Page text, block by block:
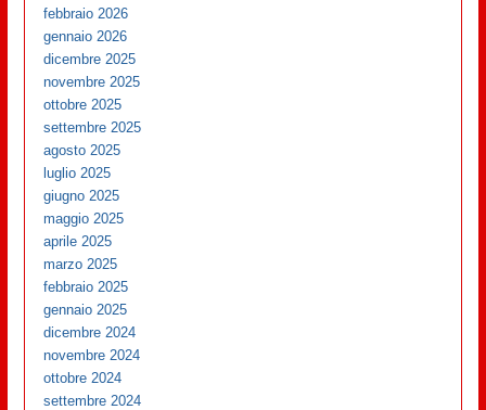
febbraio 2026
gennaio 2026
dicembre 2025
novembre 2025
ottobre 2025
settembre 2025
agosto 2025
luglio 2025
giugno 2025
maggio 2025
aprile 2025
marzo 2025
febbraio 2025
gennaio 2025
dicembre 2024
novembre 2024
ottobre 2024
settembre 2024